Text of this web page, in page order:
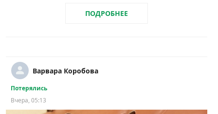
ПОДРОБНЕЕ
Варвара Коробова
Потерялись
Вчера, 05:13